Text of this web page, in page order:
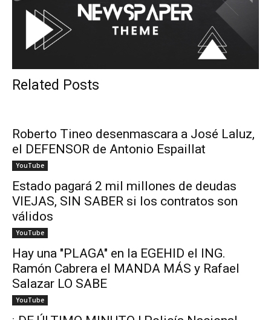
Related Posts
Roberto Tineo desenmascara a José Laluz,
el DEFENSOR de Antonio Espaillat
YouTube
Estado pagará 2 mil millones de deudas
VIEJAS, SIN SABER si los contratos son
válidos
YouTube
Hay una "PLAGA" en la EGEHID el ING.
Ramón Cabrera el MANDA MÁS y Rafael
Salazar LO SABE
YouTube